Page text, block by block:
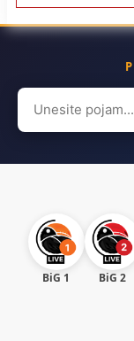
Search
for:
BiG 1 BiG 2